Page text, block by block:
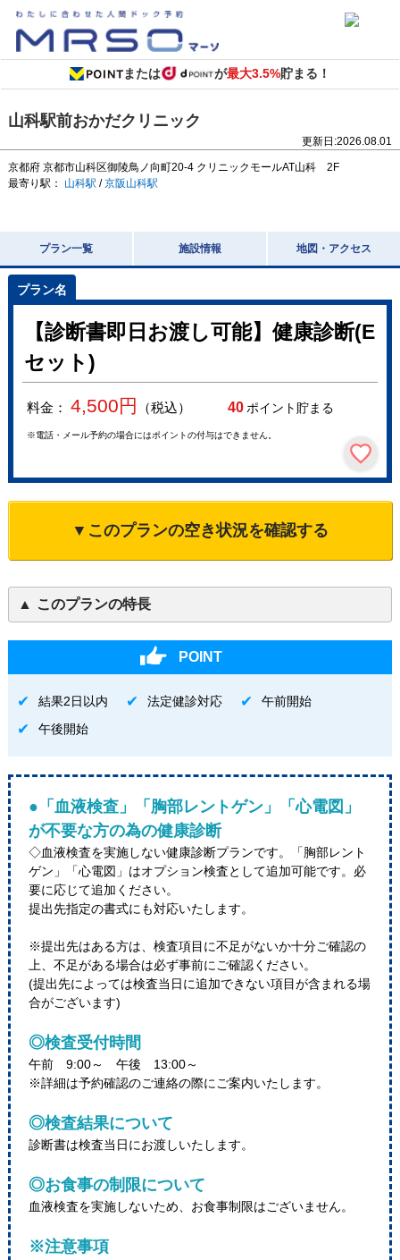
または が最大3.5%貯まる！
山科駅前おかだクリニック
更新日:2026.08.01
京都府 京都市山科区御陵鳥ノ向町20-4 クリニックモールAT山科 2F
最寄り駅： 山科駅 /京阪山科駅
プラン一覧 施設情報 地図・アクセス
【診断書即日お渡し可能】健康診断(E
セット)
料金： 4,500円 （税込） 40ポイント貯まる
※電話・メール予約の場合にはポイントの付与はできません。
▼このプランの空き状況を確認する
このプランの特長
POINT
結果2日以内 法定健診対応
午前開始
午後開始
●「血液検査」「胸部レントゲン」「心電図」
が不要な方の為の健康診断
◇血液検査を実施しない健康診断プランです。「胸部レント
ゲン」「心電図」はオプション検査として追加可能です。必
要に応じて追加ください。
提出先指定の書式にも対応いたします。
※提出先はある方は、検査項目に不足がないか十分ご確認の
上、不足がある場合は必ず事前にご確認ください。
(提出先によっては検査当日に追加できない項目が含まれる場
合がございます)
◎検査受付時間
午前 9:00～ 午後 13:00～
※詳細は予約確認のご連絡の際にご案内いたします。
◎検査結果について
診断書は検査当日にお渡しいたします。
◎お食事の制限について
血液検査を実施しないため、お食事制限はございません。
※注意事項